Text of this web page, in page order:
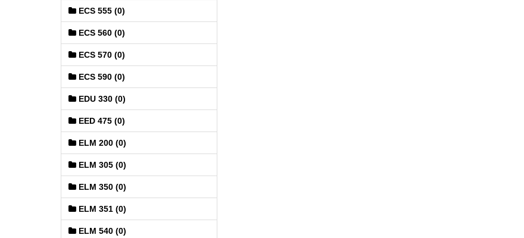
ECS 555 (0)
ECS 560 (0)
ECS 570 (0)
ECS 590 (0)
EDU 330 (0)
EED 475 (0)
ELM 200 (0)
ELM 305 (0)
ELM 350 (0)
ELM 351 (0)
ELM 540 (0)